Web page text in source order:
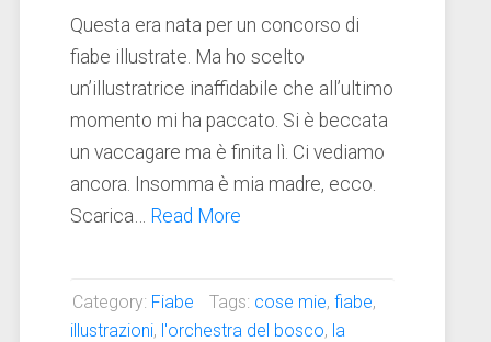
Questa era nata per un concorso di
fiabe illustrate. Ma ho scelto
un’illustratrice inaffidabile che all’ultimo
momento mi ha paccato. Si è beccata
un vaccagare ma è finita lì. Ci vediamo
ancora. Insomma è mia madre, ecco.
Scarica… Read More
Category: Fiabe Tags: cose mie,fiabe,
illustrazioni, l'orchestra del bosco, la